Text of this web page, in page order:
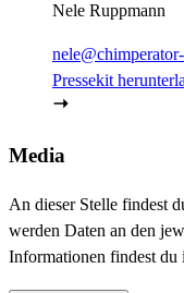
Nele Ruppmann
Pressekit
Media
An dieser Stelle findest
werden Daten an den
Informationen findest du